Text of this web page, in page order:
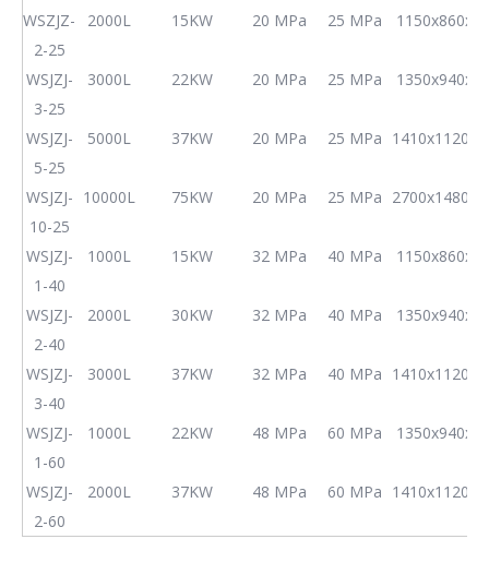
WSZJZ-
2-25
2000L 15KW 20 MPa 25 MPa
WSJZJ-
3-25
3000L 22KW 20 MPa 25 MPa
WSJZJ-
5-25
5000L 37KW 20 MPa 25 MPa
WSJZJ-
10-25
10000L 75KW 20 MPa 25 MPa
WSJZJ-
1-40
1000L 15KW 32 MPa 40 MPa
WSJZJ-
2-40
2000L 30KW 32 MPa 40 MPa
WSJZJ-
3-40
3000L 37KW 32 MPa 40 MPa
WSJZJ-
1-60
1000L 22KW 48 MPa 60 MPa
WSJZJ-
2-60
2000L 37KW 48 MPa 60 MPa